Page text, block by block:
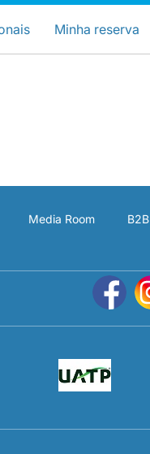
Carreiras na Luxair
Minha reserva
Media Room B2B